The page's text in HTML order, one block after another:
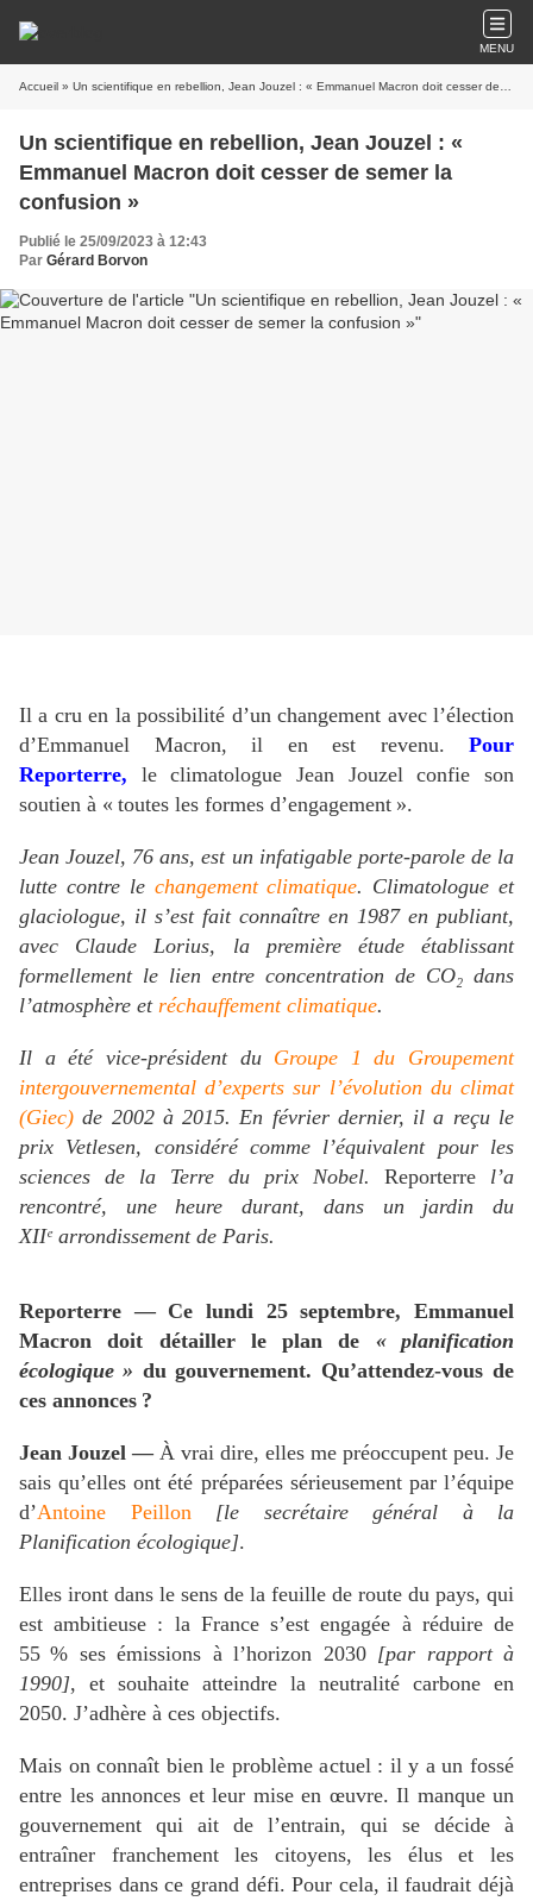
MENU
Accueil » Un scientifique en rebellion, Jean Jouzel : « Emmanuel Macron doit cesser de semer la confusion »
Un scientifique en rebellion, Jean Jouzel : «
Emmanuel Macron doit cesser de semer la
confusion »
Publié le 25/09/2023 à 12:43
Par Gérard Borvon
Il a cru en la possibilité d’un changement avec l’élection
d’Emmanuel Macron, il en est revenu. Pour
Reporterre, le climatologue Jean Jouzel confie son
soutien à « toutes les formes d’engagement ».
Jean Jouzel, 76 ans, est un infatigable porte-parole de la
lutte contre le changement climatique. Climatologue et
glaciologue, il s’est fait connaître en 1987 en publiant,
avec Claude Lorius, la première étude établissant
formellement le lien entre concentration de CO₂ dans
l’atmosphère et réchauffement climatique.
Il a été vice-président du Groupe 1 du Groupement
intergouvernemental d’experts sur l’évolution du climat
(Giec) de 2002 à 2015. En février dernier, il a reçu le
prix Vetlesen, considéré comme l’équivalent pour les
sciences de la Terre du prix Nobel. Reporterre l’a
rencontré, une heure durant, dans un jardin du
XIIᵉ arrondissement de Paris.
Reporterre — Ce lundi 25 septembre, Emmanuel
Macron doit détailler le plan de «
planification
écologique » du gouvernement. Qu’attendez-vous de
ces annonces ?
Jean Jouzel —À vrai dire, elles me préoccupent peu. Je
sais qu’elles ont été préparées sérieusement par l’équipe
d’Antoine Peillon
[le secrétaire général à la
Planification écologique].
Elles iront dans le sens de la feuille de route du pays, qui
est ambitieuse : la France s’est engagée à réduire de
55 % ses émissions à l’horizon 2030 [par rapport à
1990], et souhaite atteindre la neutralité carbone en
2050. J’adhère à ces objectifs.
Mais on connaît bien le problème actuel : il y a un fossé
entre les annonces et leur mise en œuvre. Il manque un
gouvernement qui ait de l’entrain, qui se décide à
entraîner franchement les citoyens, les élus et les
entreprises dans ce grand défi. Pour cela, il faudrait déjà